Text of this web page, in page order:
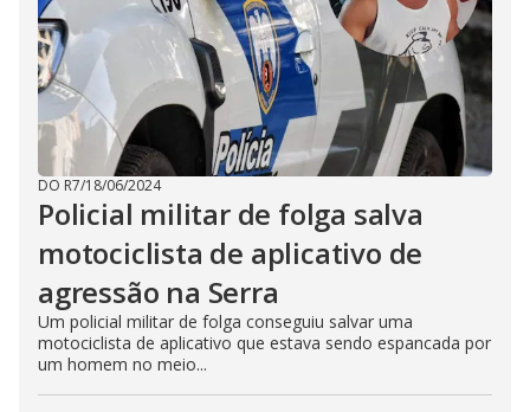
DO R7/18/06/2024
Policial militar de folga salva
motociclista de aplicativo de
agressão na Serra
Um policial militar de folga conseguiu salvar uma
motociclista de aplicativo que estava sendo espancada por
um homem no meio...